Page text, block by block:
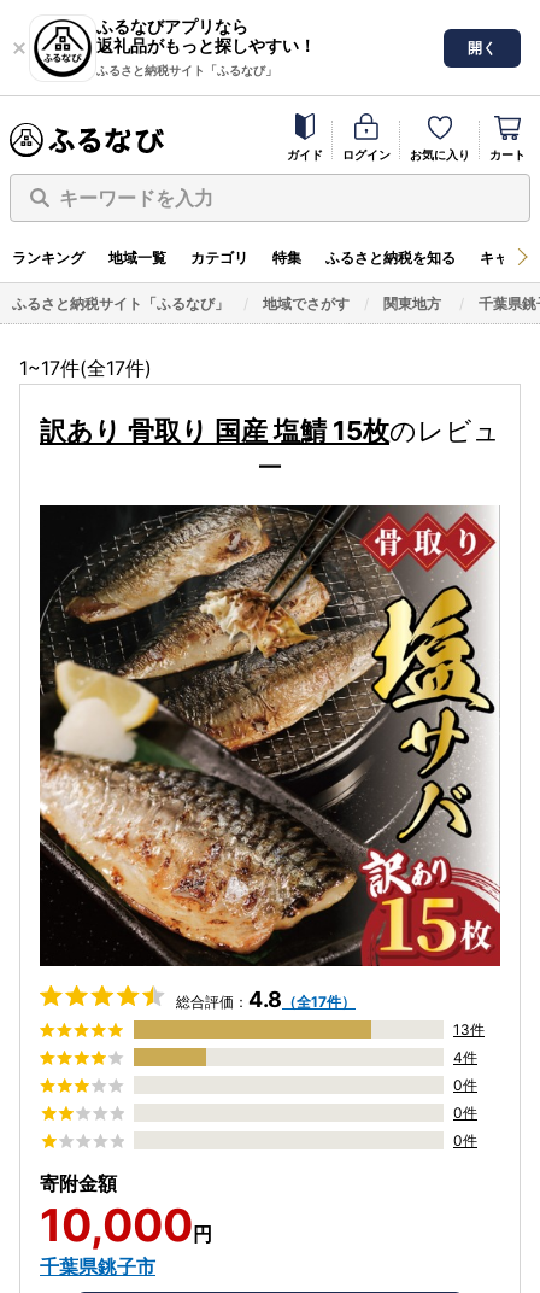
ふるなびアプリなら
返礼品がもっと探しやすい！
ふるさと納税サイト「ふるなび」
開く
ガイド ログイン お気に入り カート
キーワードを入力
ランキング 地域一覧 カテゴリ 特集 ふるさと納税を知る キャン
ふるさと納税サイト「ふるなび」 地域でさがす 関東地方 千葉県銚
1~17件(全17件)
訳あり 骨取り 国産 塩鯖 15枚のレビュ
ー
総合評価： 4.8 （全17件）
13件
4件
0件
0件
0件
寄附金額
10,000 円
千葉県銚子市